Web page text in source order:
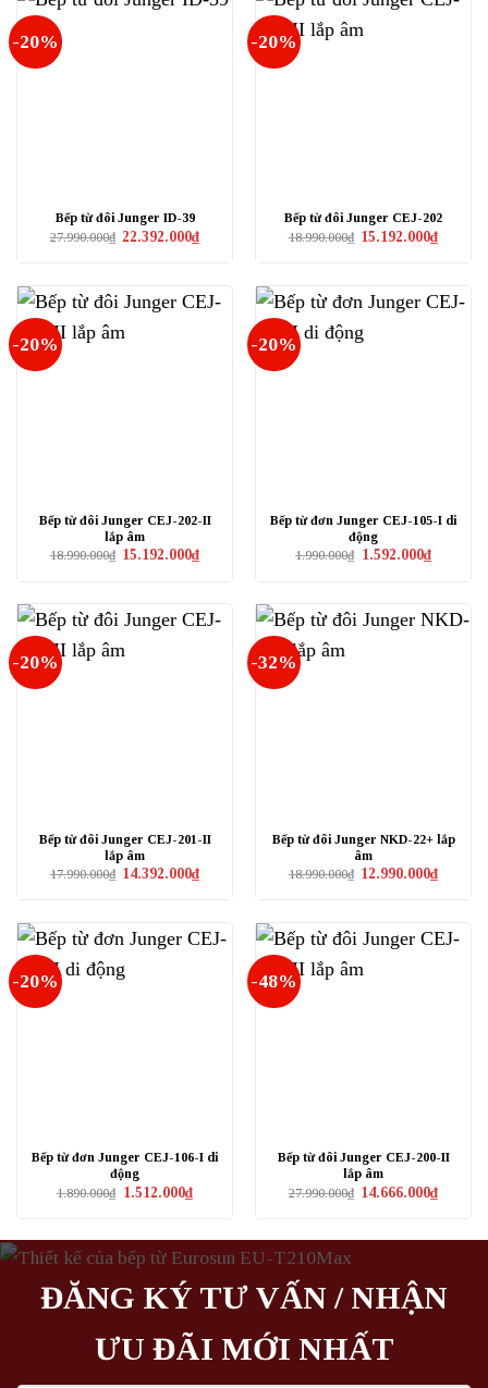
-20%
Bếp từ đôi Junger ID-39
27.990.000₫ Giá
22.392.000₫Giá
hiện
22.392.000₫.
-20%
Bếp từ đôi Junger CEJ-202
18.990.000₫ Giá
15.192.000₫Giá
hiện
-20%
Bếp từ đôi Junger CEJ-202-II
lắp âm
18.990.000₫ Giá
15.192.000₫Giá
hiện
15.192.000₫.
-20%
Bếp từ đơn Junger CEJ-105-I di
động
1.990.000₫ Giá
1.592.000₫Giá
hiện
-20%
Bếp từ đôi Junger CEJ-201-II
lắp âm
17.990.000₫ Giá
14.392.000₫Giá
hiện
14.392.000₫.
-32%
Bếp từ đôi Junger NKD-22+ lắp
âm
18.990.000₫ Giá
12.990.000₫Giá
hiện
-20%
Bếp từ đơn Junger CEJ-106-I di
động
1.890.000₫ Giá
1.512.000₫Giá
hiện
1.512.000₫.
-48%
Bếp từ đôi Junger CEJ-200-II
lắp âm
27.990.000₫ Giá
14.666.000₫Giá
hiện
ĐĂNG KÝ TƯ VẤN / NHẬN
ƯU ĐÃI MỚI NHẤT